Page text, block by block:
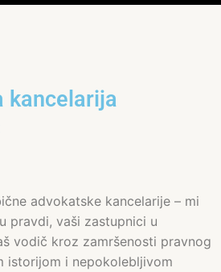
kancelarija
advokatske kancelarije – mi
pravdi, vaši zastupnici u
vodič kroz zamršenosti pravnog
istorijom i nepokolebljivom